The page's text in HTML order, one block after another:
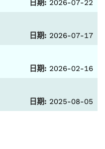
日期: 2026-07-22
日期: 2026-07-17
日期: 2026-02-16
日期: 2025-08-05